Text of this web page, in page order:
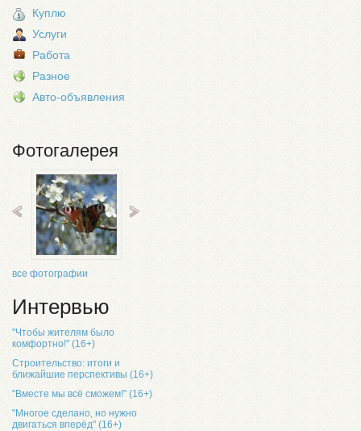
Куплю
Услуги
Работа
Разное
Авто-объявления
Фотогалерея
все фотографии
Интервью
"Чтобы жителям было
комфортно!" (16+)
Строительство: итоги и
ближайшие перспективы (16+)
"Вместе мы всё сможем!" (16+)
"Многое сделано, но нужно
двигаться вперёд" (16+)